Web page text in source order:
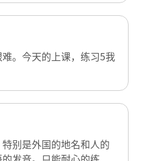
。今天的上课，练习5我
别是外国的地名和人的